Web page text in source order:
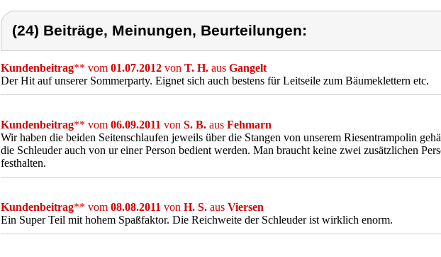
(24) Beiträge, Meinungen, Beurteilungen:
Kundenbeitrag** vom 01.07.2012 von T. H. aus Gangelt
Der Hit auf unserer Sommerparty. Eignet sich auch bestens für Leitseile zum Bäumeklettern etc.
Kundenbeitrag** vom 06.09.2011 von S. B. aus Fehmarn
Wir haben die beiden Seitenschlaufen jeweils über die Stangen von unserem Riesentrampolin
die Schleuder auch von ur einer Person bedient werden. Man braucht keine zwei zusätzlichen
festhalten.
Kundenbeitrag** vom 08.08.2011 von H. S. aus Viersen
Ein Super Teil mit hohem Spaßfaktor. Die Reichweite der Schleuder ist wirklich enorm.